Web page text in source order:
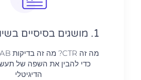
1. מושגים בסיסיים בשיווק דיגיטלי
כדי להבין את השפה של
הדיגיטלי